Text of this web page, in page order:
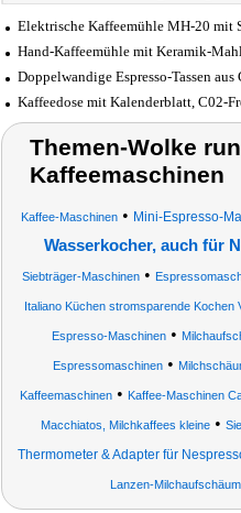
Elektrische Kaffeemühle MH-20 mit
Hand-Kaffeemühle mit Keramik-
Doppelwandige Espresso-Tassen aus
Kaffeedose mit Kalenderblatt, C02-
Themen-Wolke
Kaffeemaschinen
Kaffee-Maschinen• Mini-Espresso-
Wasserkocher, auch für
Siebträger-Maschinen•
Italiano Küchen stromsparende
Espresso-Maschinen•
Espressomaschinen •
Kaffeemaschinen • Kaffee-Maschinen
Macchiatos, Milchkaffees kleine •
Thermometer & Adapter für
Lanzen-